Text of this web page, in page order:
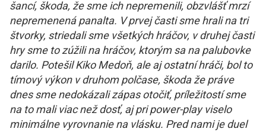
šancí, škoda, že sme ich nepremenili, obzvlášť mrzí
nepremenená panalta. V prvej časti sme hrali na tri
štvorky, striedali sme všetkých hráčov, v druhej časti
hry sme to zúžili na hráčov, ktorým sa na palubovke
darilo. Potešil Kiko Medoň, ale aj ostatní hráči, bol to
tímový výkon v druhom polčase, škoda že práve
dnes sme nedokázali zápas otočiť, príležitostí sme
na to mali viac než dosť, aj pri power-play viselo
minimálne vyrovnanie na vlásku. Pred nami je duel